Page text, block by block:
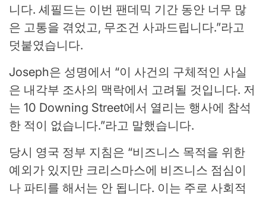
니다. 셰필드는 이번 팬데믹 기간 동안 너무 많
은 고통을 겪었고, 무조건 사과드립니다.”라고
덧붙였습니다.
Joseph은 성명에서 “이 사건의 구체적인 사실
은 내각부 조사의 맥락에서 고려될 것입니다. 저
는 10 Downing Street에서 열리는 행사에 참석
한 적이 없습니다.”라고 말했습니다.
당시 영국 정부 지침은 “비즈니스 목적을 위한
예외가 있지만 크리스마스에 비즈니스 점심이
나 파티를 해서는 안 됩니다. 이는 주로 사회적